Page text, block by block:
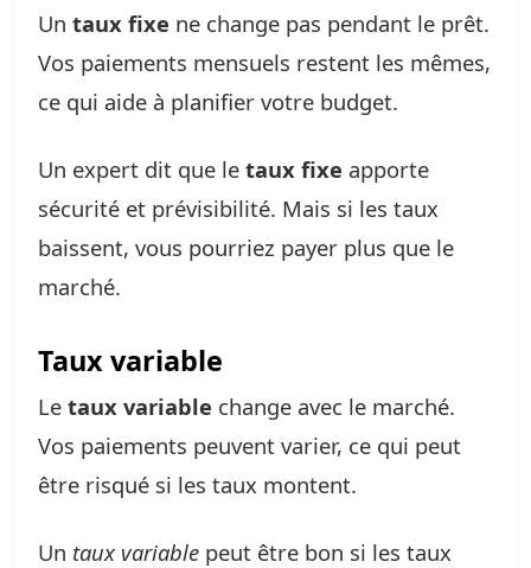
Un taux fixe ne change pas pendant le prêt.
Vos paiements mensuels restent les mêmes,
ce qui aide à planifier votre budget.
Un expert dit que le taux fixe apporte
sécurité et prévisibilité. Mais si les taux
baissent, vous pourriez payer plus que le
marché.
Taux variable
Le taux variable change avec le marché.
Vos paiements peuvent varier, ce qui peut
être risqué si les taux montent.
Un taux variable peut être bon si les taux